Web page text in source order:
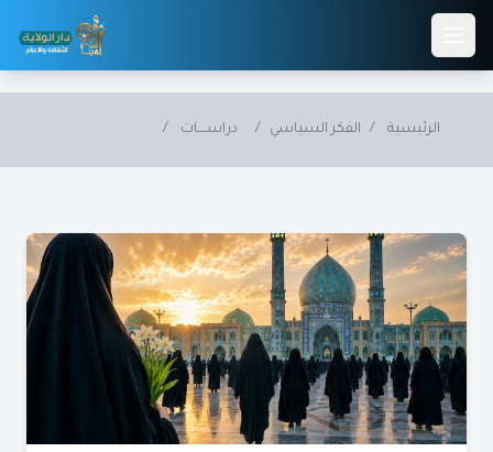
Skip to main content
الرئيسية / الفكر السياسي / دراســــات /